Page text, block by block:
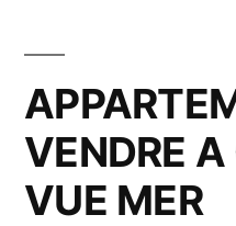
VENDRE
VUE MER